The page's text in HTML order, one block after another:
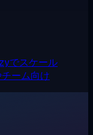
でスケール
ーム向け